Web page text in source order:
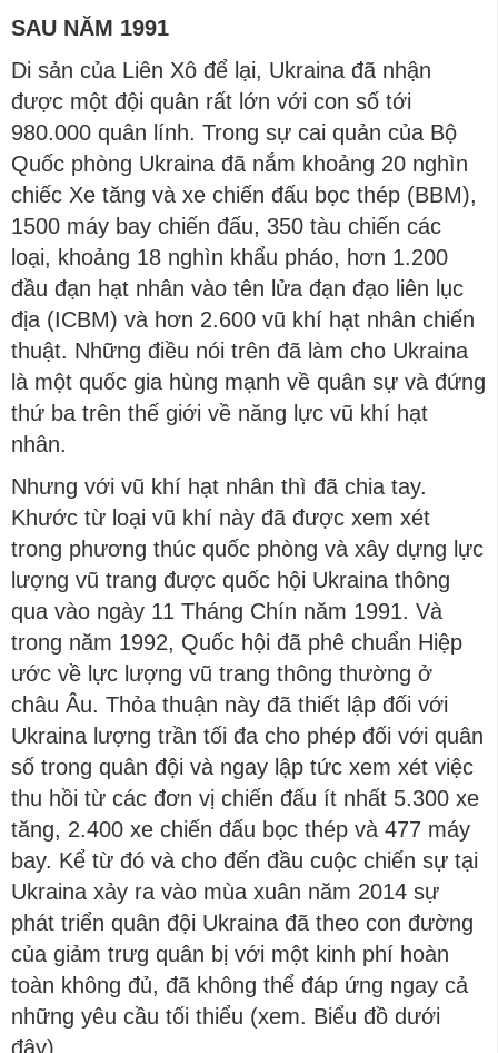
SAU NĂM 1991
Di sản của Liên Xô để lại, Ukraina đã nhận
được một đội quân rất lớn với con số tới
980.000 quân lính. Trong sự cai quản của Bộ
Quốc phòng Ukraina đã nắm khoảng 20 nghìn
chiếc Xe tăng và xe chiến đấu bọc thép (BBM),
1500 máy bay chiến đấu, 350 tàu chiến các
loại, khoảng 18 nghìn khẩu pháo, hơn 1.200
đầu đạn hạt nhân vào tên lửa đạn đạo liên lục
địa (ICBM) và hơn 2.600 vũ khí hạt nhân chiến
thuật. Những điều nói trên đã làm cho Ukraina
là một quốc gia hùng mạnh về quân sự và đứng
thứ ba trên thế giới về năng lực vũ khí hạt
nhân.
Nhưng với vũ khí hạt nhân thì đã chia tay.
Khước từ loại vũ khí này đã được xem xét
trong phương thúc quốc phòng và xây dựng lực
lượng vũ trang được quốc hội Ukraina thông
qua vào ngày 11 Tháng Chín năm 1991. Và
trong năm 1992, Quốc hội đã phê chuẩn Hiệp
ước về lực lượng vũ trang thông thường ở
châu Âu. Thỏa thuận này đã thiết lập đối với
Ukraina lượng trần tối đa cho phép đối với quân
số trong quân đội và ngay lập tức xem xét việc
thu hồi từ các đơn vị chiến đấu ít nhất 5.300 xe
tăng, 2.400 xe chiến đấu bọc thép và 477 máy
bay. Kể từ đó và cho đến đầu cuộc chiến sự tại
Ukraina xảy ra vào mùa xuân năm 2014 sự
phát triển quân đội Ukraina đã theo con đường
của giảm trưg quân bị với một kinh phí hoàn
toàn không đủ, đã không thể đáp ứng ngay cả
những yêu cầu tối thiểu (xem. Biểu đồ dưới
đây).